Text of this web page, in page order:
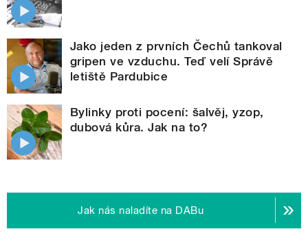
Jako jeden z prvních Čechů tankoval
gripen ve vzduchu. Teď velí Správě
letiště Pardubice
Bylinky proti pocení: šalvěj, yzop,
dubová kůra. Jak na to?
Jak nás naladíte na DABu